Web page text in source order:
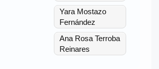
Yara Mostazo
Fernández
Ana Rosa Terroba
Reinares